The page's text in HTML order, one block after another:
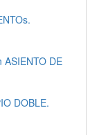
DE
DOBLE.